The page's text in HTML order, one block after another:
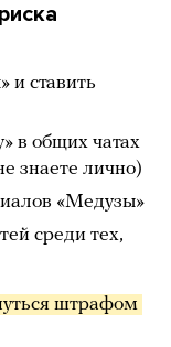
и ставить
в общих чатах
знаете лично)
«Медузы»
среди тех,
штрафом